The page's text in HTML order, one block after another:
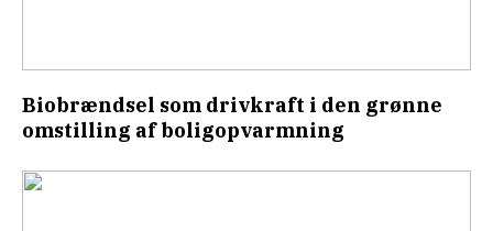
Biobrændsel som drivkraft i den grønne
omstilling af boligopvarmning